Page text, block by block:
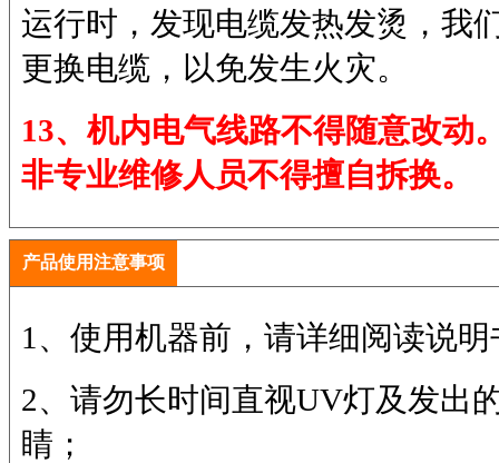
运行时，发现电缆发热发烫，我
更换电缆，以免发生火灾。
13、机内电气线路不得随意改动
非专业维修人员不得擅自拆换。
产品使用注意事项
1、使用机器前，请详细阅读说明
2、请勿长时间直视UV灯及发出
睛；